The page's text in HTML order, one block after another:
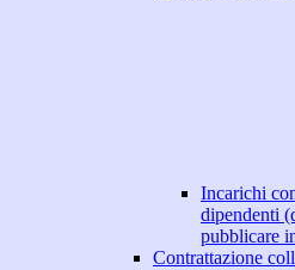
Incarichi
dipendenti
pubblicare
Contrattazione